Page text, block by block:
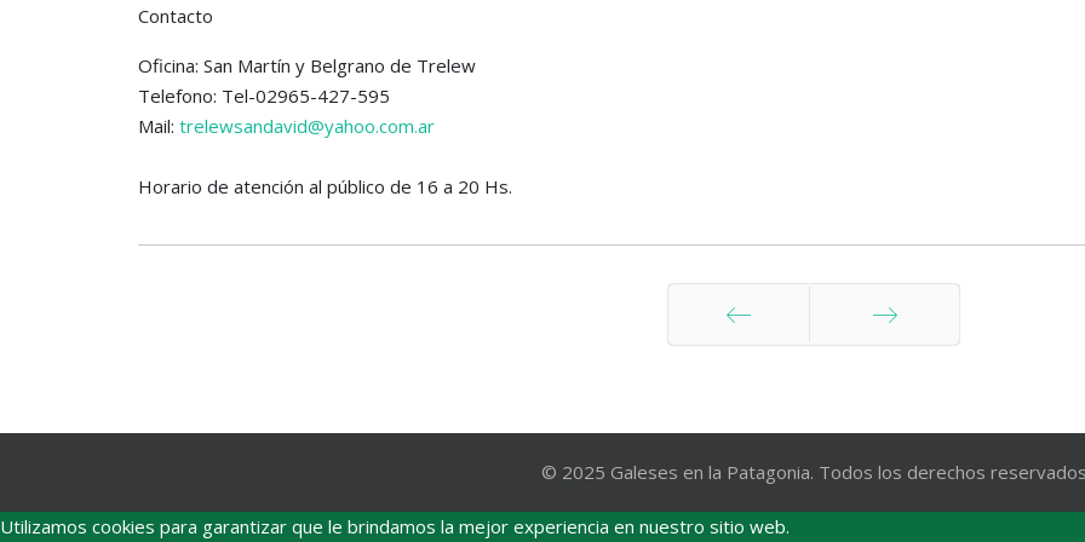
Contacto
Oficina: San Martín y Belgrano de Trelew
Telefono: Tel-02965-427-595
Mail: trelewsandavid@yahoo.com.ar
Horario de atención al público de 16 a 20 Hs.
© 2025 Galeses en la Patagonia. Todos los derechos
Utilizamos cookies para garantizar que le brindamos la mejor experiencia en nuestro sitio web.